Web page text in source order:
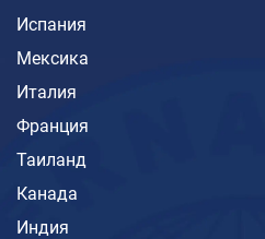
Испания
Мексика
Италия
Франция
Таиланд
Канада
Индия